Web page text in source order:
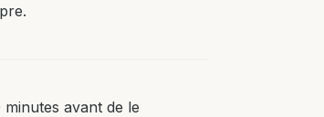
avant de le